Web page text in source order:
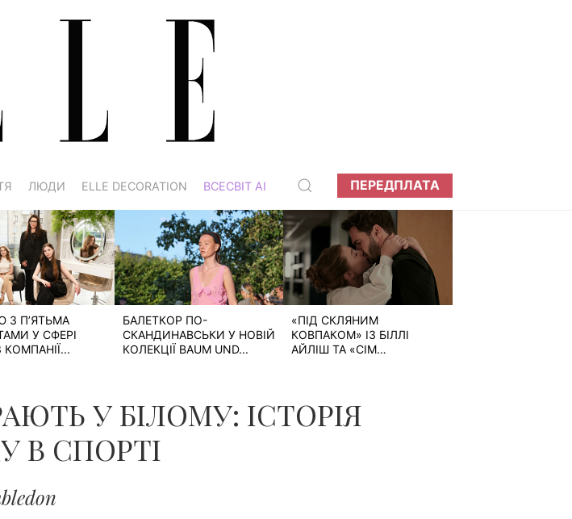
ЛЮДИ ELLE DECORATION ВСЕСВІТ АІ ПЕРЕДПЛАТА
З П’ЯТЬМА
У СФЕРІ
БАЛЕТКОР ПО-
СКАНДИНАВСЬКИ У НОВІЙ
КОЛЕКЦІЇ BAUM UND...
«ПІД СКЛЯНИМ
КОВПАКОМ» ІЗ БІЛЛІ
АЙЛІШ ТА «СІМ
У БІЛОМУ: ІСТОРІЯ
В СПОРТІ